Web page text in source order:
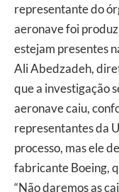
representante do
aeronave foi
estejam presentes
Ali Abedzadeh,
que a investigação
aeronave caiu,
representantes da
processo, mas ele
fabricante Boeing,
“Não daremos as